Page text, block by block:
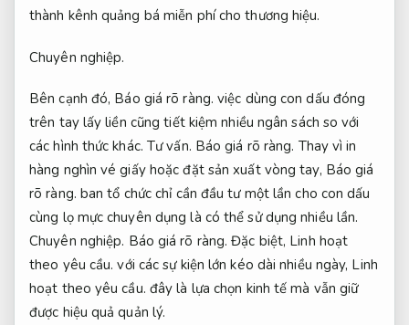
thành kênh quảng bá miễn phí cho thương hiệu.
Chuyên nghiệp.
Bên cạnh đó, Báo giá rõ ràng. việc dùng con dấu đóng
trên tay lấy liền cũng tiết kiệm nhiều ngân sách so với
các hình thức khác. Tư vấn. Báo giá rõ ràng. Thay vì in
hàng nghìn vé giấy hoặc đặt sản xuất vòng tay, Báo giá
rõ ràng. ban tổ chức chỉ cần đầu tư một lần cho con dấu
cùng lọ mực chuyên dụng là có thể sử dụng nhiều lần.
Chuyên nghiệp. Báo giá rõ ràng. Đặc biệt, Linh hoạt
theo yêu cầu. với các sự kiện lớn kéo dài nhiều ngày, Linh
hoạt theo yêu cầu. đây là lựa chọn kinh tế mà vẫn giữ
được hiệu quả quản lý.